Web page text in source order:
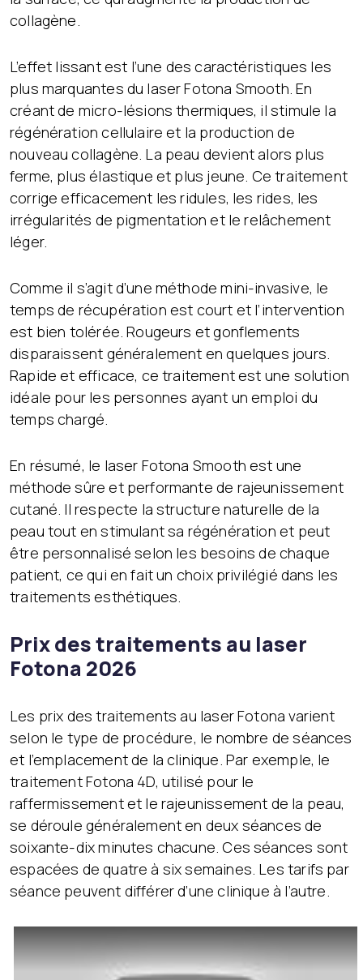
collagène.
L’effet lissant est l’une des caractéristiques les
plus marquantes du laser Fotona Smooth. En
créant de micro-lésions thermiques, il stimule la
régénération cellulaire et la production de
nouveau collagène. La peau devient alors plus
ferme, plus élastique et plus jeune. Ce traitement
corrige efficacement les ridules, les rides, les
irrégularités de pigmentation et le relâchement
léger.
Comme il s’agit d’une méthode mini-invasive, le
temps de récupération est court et l’intervention
est bien tolérée. Rougeurs et gonflements
disparaissent généralement en quelques jours.
Rapide et efficace, ce traitement est une solution
idéale pour les personnes ayant un emploi du
temps chargé.
En résumé, le laser Fotona Smooth est une
méthode sûre et performante de rajeunissement
cutané. Il respecte la structure naturelle de la
peau tout en stimulant sa régénération et peut
être personnalisé selon les besoins de chaque
patient, ce qui en fait un choix privilégié dans les
traitements esthétiques.
Prix des traitements au laser
Fotona 2026
Les prix des traitements au laser Fotona varient
selon le type de procédure, le nombre de séances
et l’emplacement de la clinique. Par exemple, le
traitement Fotona 4D, utilisé pour le
raffermissement et le rajeunissement de la peau,
se déroule généralement en deux séances de
soixante-dix minutes chacune. Ces séances sont
espacées de quatre à six semaines. Les tarifs par
séance peuvent différer d’une clinique à l’autre.